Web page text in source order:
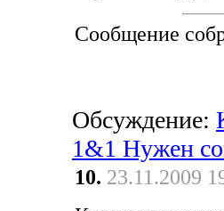
Сообщение
Обсуждение:
1&1 Нужен
10. 23.11.2009